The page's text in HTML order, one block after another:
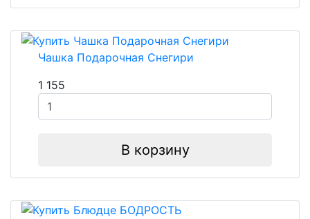
Чашка Подарочная Снегири
1 155
В корзину